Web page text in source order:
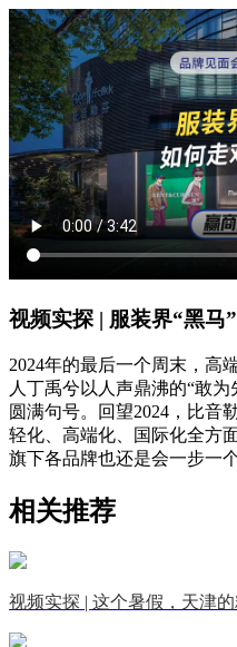
视频实探 | 服装界“黑马
2024年的最后一个周末，高
人丁禹兮以人声鼎沸的“敢
圆满句号。回望2024，比音
轻化、高端化、国际化全方
旗下各品牌也还是会一步一
相关推荐
视频实探 | 这个暑假，天津